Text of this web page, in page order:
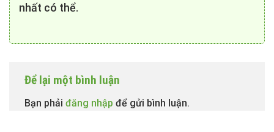
nhất có thể.
Để lại một bình luận
Bạn phải đăng nhập để gửi bình luận.